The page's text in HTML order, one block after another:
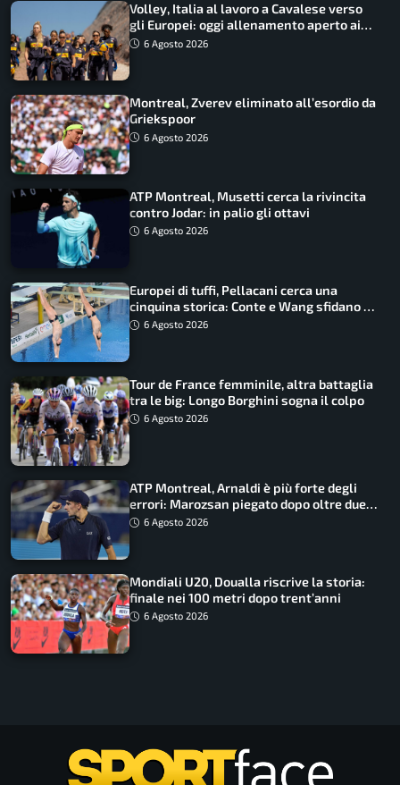
Volley, Italia al lavoro a Cavalese verso
gli Europei: oggi allenamento aperto ai
tifosi
6 Agosto 2026
Montreal, Zverev eliminato all’esordio da
Griekspoor
6 Agosto 2026
ATP Montreal, Musetti cerca la rivincita
contro Jodar: in palio gli ottavi
6 Agosto 2026
Europei di tuffi, Pellacani cerca una
cinquina storica: Conte e Wang sfidano la
piattaforma
6 Agosto 2026
Tour de France femminile, altra battaglia
tra le big: Longo Borghini sogna il colpo
6 Agosto 2026
ATP Montreal, Arnaldi è più forte degli
errori: Marozsan piegato dopo oltre due
ore6 Agosto 2026
Mondiali U20, Doualla riscrive la storia:
finale nei 100 metri dopo trent’anni
6 Agosto 2026